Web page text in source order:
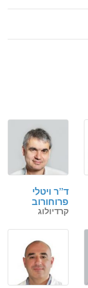
ד”ר ויטלי
פרוחורוב
קרדיולוג